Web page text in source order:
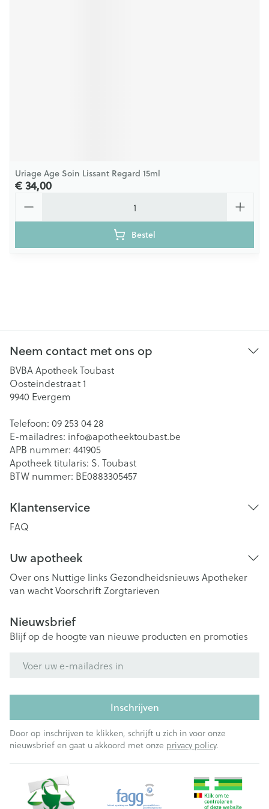
Uriage Age Soin Lissant Regard 15ml
€ 34,00
Bestel
Neem contact met ons op
BVBA Apotheek Toubast
Oosteindestraat 1
9940 Evergem
Telefoon: 09 253 04 28
E-mailadres: info@apotheektoubast.be
APB nummer: 441905
Apotheek titularis: S. Toubast
BTW nummer: BE0883305457
Klantenservice
FAQ
Uw apotheek
Over ons Nuttige links Gezondheidsnieuws Apotheker
van wachtVoorschriftZorgtarieven
Nieuwsbrief
Blijf op de hoogte van nieuwe producten en promoties
Inschrijven
Door op inschrijven te klikken, schrijft u zich in voor onze
nieuwsbrief en gaat u akkoord met onze privacy policy.